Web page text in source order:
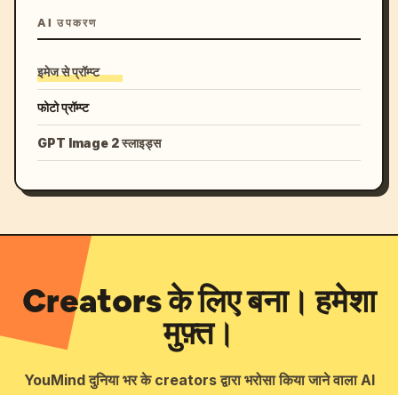
AI उपकरण
इमेज से प्रॉम्प्ट
फोटो प्रॉम्प्ट
GPT Image 2 स्लाइड्स
Creators के लिए बना। हमेशा
मुफ़्त।
YouMind दुनिया भर के creators द्वारा भरोसा किया जाने वाला AI